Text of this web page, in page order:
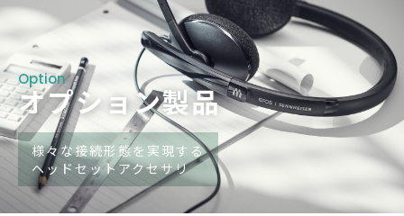
Option
オプション製品
様々な接続形態を実現する
ヘッドセットアクセサリ